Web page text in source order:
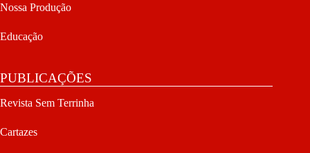
Nossa Produção
Educação
PUBLICAÇÕES
Revista Sem Terrinha
Cartazes